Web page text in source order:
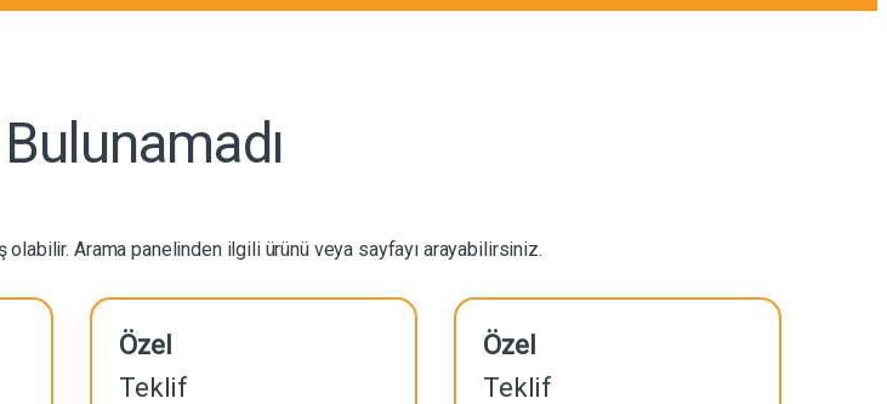
olabilir. Arama panelinden ilgili ürünü veya sayfayı arayabilirsiniz.
Özel
Teklif
Özel
Teklif